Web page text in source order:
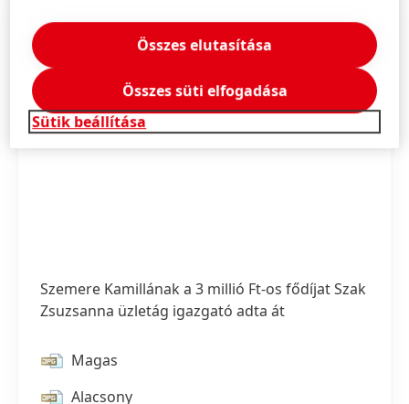
Szemere Kamillának a 3 millió Ft-os fődíjat Szak
Zsuzsanna üzletág igazgató adta át
Magas
Alacsony
Sütik beállítása
Összes elutasítása
Összes süti elfogadása